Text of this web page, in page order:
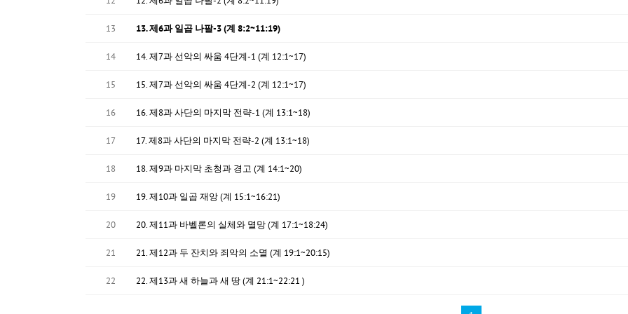
13 13. 제6과 일곱 나팔-3 (계 8:2~11:19)
14 14. 제7과 선악의 싸움 4단계-1 (계 12:1~17)
15 15. 제7과 선악의 싸움 4단계-2 (계 12:1~17)
16 16. 제8과 사단의 마지막 전략-1 (계 13:1~18)
17 17. 제8과 사단의 마지막 전략-2 (계 13:1~18)
18 18. 제9과 마지막 초청과 경고 (계 14:1~20)
19 19. 제10과 일곱 재앙 (계 15:1~16:21)
20 20. 제11과 바벨론의 실체와 멸망 (계 17:1~18:24)
21 21. 제12과 두 잔치와 죄악의 소멸 (계 19:1~20:15)
22 22. 제13과 새 하늘과 새 땅 (계 21:1~22:21 )